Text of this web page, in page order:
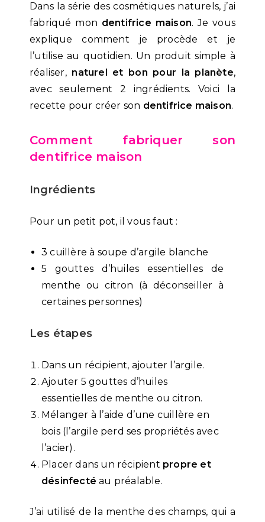
Dans la série des cosmétiques naturels, j’ai
fabriqué mon dentifrice maison. Je vous
explique comment je procède et je
l’utilise au quotidien. Un produit simple à
réaliser, naturel et bon pour la planète,
avec seulement 2 ingrédients. Voici la
recette pour créer son dentifrice maison.
Comment fabriquer son
dentifrice maison
Ingrédients
Pour un petit pot, il vous faut :
3 cuillère à soupe d’argile blanche
5 gouttes d’huiles essentielles de
menthe ou citron (à déconseiller à
certaines personnes)
Les étapes
Dans un récipient, ajouter l’argile.
Ajouter 5 gouttes d’huiles
essentielles de menthe ou citron.
Mélanger à l’aide d’une cuillère en
bois (l’argile perd ses propriétés avec
l’acier).
Placer dans un récipient propre et
désinfecté au préalable.
J’ai utilisé de la menthe des champs, qui a